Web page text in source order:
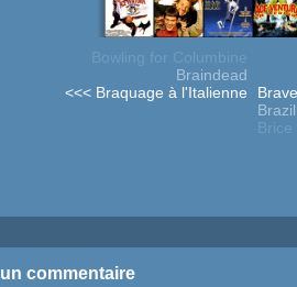
Bowling for Columbine
Braindead
<<< Braquage à l'Italienne
Brazil
commentaire